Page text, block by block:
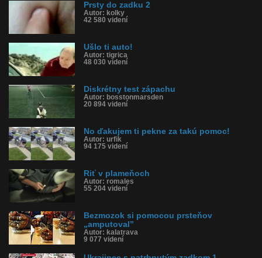
Prsty do zadku 2
Autor: kolky
42 580 videní
Ušlo ti auto!
Autor: tigrica
48 030 videní
Diskrétny test zápachu
Autor: bosstonmarsden
20 894 videní
No ďakujem ti pekne za takú pomoc!
Autor: urfik
94 175 videní
Riť v plameňoch
Autor: romales
55 204 videní
Bezmozok si pomocou prsteňov
„amputoval”
Autor: kalatrava
9 077 videní